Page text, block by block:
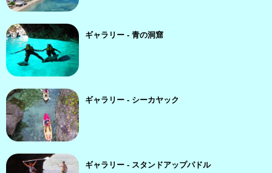
ギャラリー - 青の洞窟
ギャラリー - シーカヤック
ギャラリー - スタンドアップパドル